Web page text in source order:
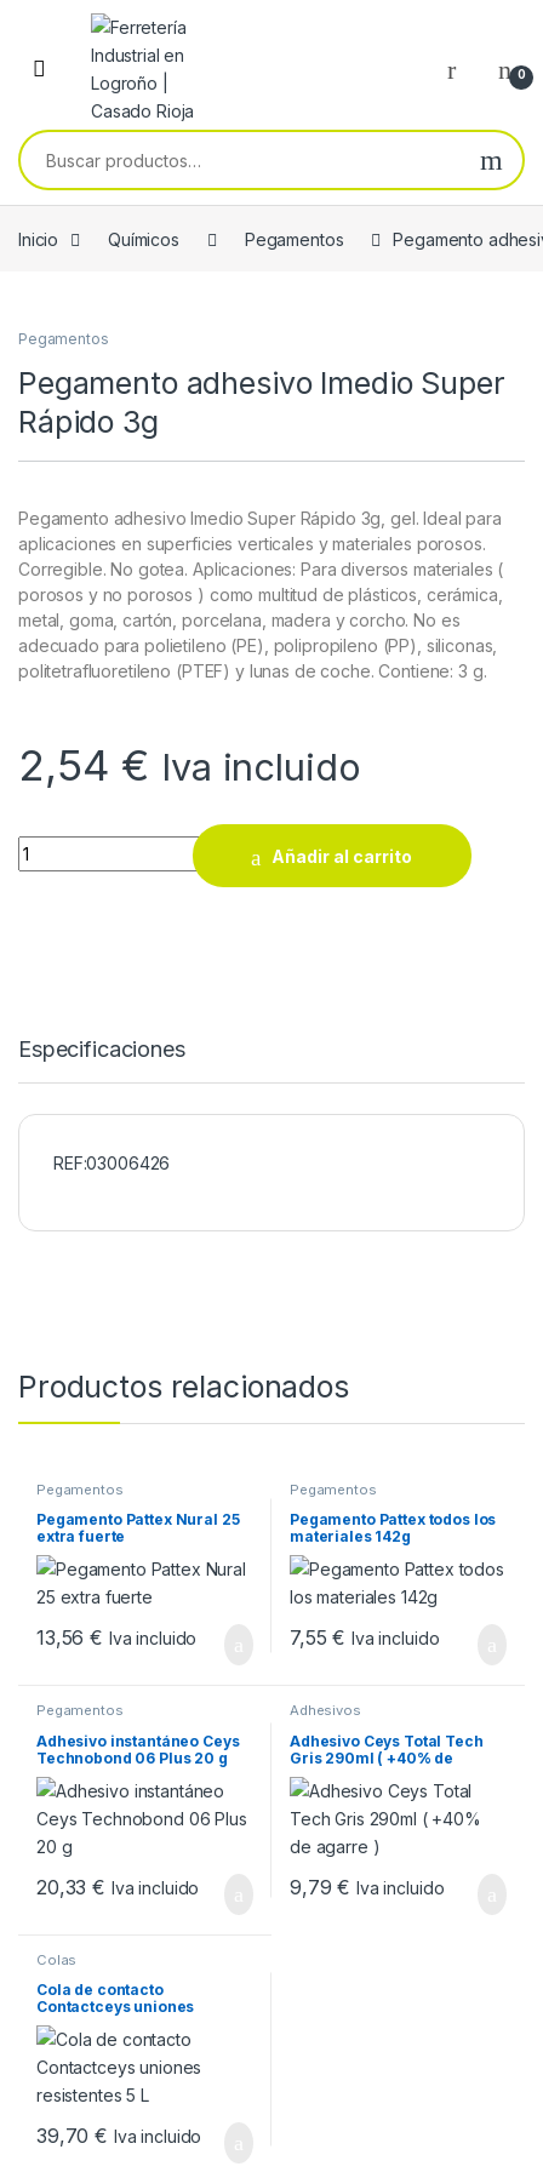
Skip to navigation
Skip to content
0
Buscar por:
Inicio Químicos Pegamentos Pegamento
Pegamentos
Pegamento adhesivo Imedio Super
Rápido 3g
Pegamento adhesivo Imedio Super Rápido 3g, gel. Ideal para
aplicaciones en superficies verticales y materiales porosos.
Corregible. No gotea. Aplicaciones: Para diversos materiales (
porosos y no porosos ) como multitud de plásticos, cerámica,
metal, goma, cartón, porcelana, madera y corcho. No es
adecuado para polietileno (PE), polipropileno (PP), siliconas,
politetrafluoretileno (PTEF) y lunas de coche. Contiene: 3 g.
2,54 € Iva incluido
Pegamento adhesivo Imedio Super Rápido 3g quantity
Añadir al carrito
Especificaciones
REF:03006426
Productos relacionados
Pegamentos
Pegamento Pattex Nural 25
extra fuerte
13,56€ Iva incluido
Pegamentos
Pegamento Pattex todos los
materiales 142g
7,55€ Iva incluido
Pegamentos
Adhesivo instantáneo Ceys
Technobond 06 Plus 20 g
20,33€ Iva incluido
Adhesivos
Adhesivo Ceys Total Tech
Gris 290ml ( +40% de
agarre )
9,79€ Iva incluido
Colas
Cola de contacto
Contactceys uniones
resistentes 5 L
39,70€ Iva incluido